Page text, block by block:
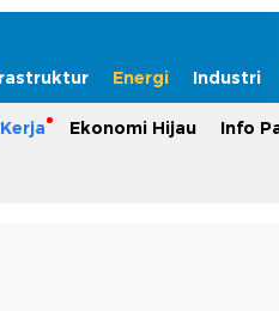
Energi Industri
Ekonomi Hijau Info